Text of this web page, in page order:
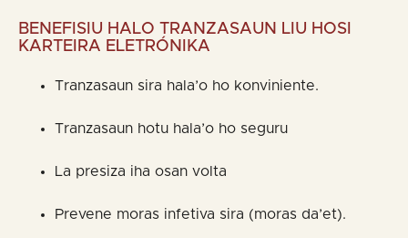
BENEFISIU HALO TRANZASAUN LIU HOSI
KARTEIRA ELETRÓNIKA
Tranzasaun sira hala’o ho konviniente.
Tranzasaun hotu hala’o ho seguru
La presiza iha osan volta
Prevene moras infetiva sira (moras da’et).